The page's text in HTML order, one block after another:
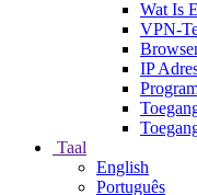
Wat Is
VPN-
IP
Taal
English
Português